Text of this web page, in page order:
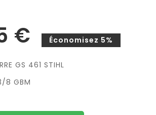
€
Économisez 5%
GS 461 STIHL
8 GBM